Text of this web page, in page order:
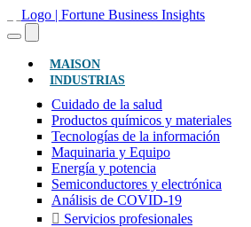
MAISON(ACTUAL)
INDUSTRIAS
Cuidado de la salud
Productos químicos y materiales
Tecnologías de la información
Maquinaria y Equipo
Energía y potencia
Semiconductores y electrónica
Análisis de COVID-19
Servicios profesionales